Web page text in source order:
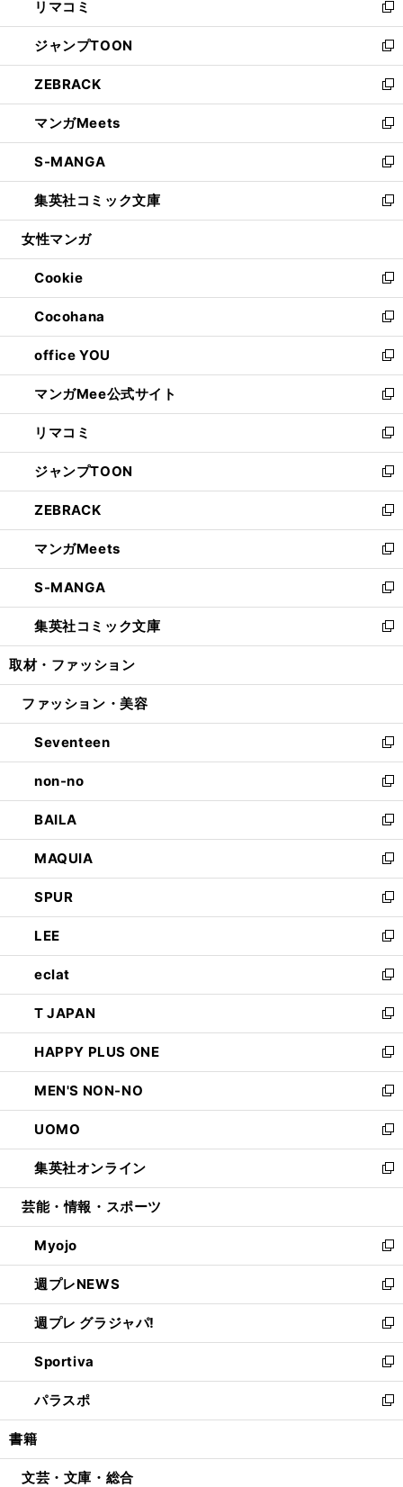
で
開
く
ド
ウ
で
開
く
ィ
ン
ド
ウ
で
開
く
い
ウ
ィ
ン
ド
ウ
で
開
く
リマコミ
新
し
い
ウ
ィ
ン
ド
ウ
で
開
く
ジャンプTOON
新
し
い
ウ
ィ
ン
ド
ウ
で
開
ZEBRACK
新
し
い
ウ
ィ
ン
ド
ウ
開
く
マンガMeets
新
し
い
ウ
ィ
ン
ウ
で
開
く
S-MANGA
新
し
い
ウ
ン
ド
ウ
で
開
く
集英社コミック文庫
新
し
ウ
ィ
ン
ド
ウ
で
開
く
女性マンガ
Cookie
新
し
い
ウ
ィ
ン
ド
ウ
で
開
く
Cocohana
新
し
い
ウ
ィ
ン
ド
ウ
で
開
く
office YOU
新
し
い
ウ
ィ
ン
ド
ウ
で
開
く
マンガMee公式サイト
新
し
い
ウ
ィ
ン
ド
ウ
で
開
く
リマコミ
新
し
い
ウ
ィ
ン
ド
ウ
で
開
く
ジャンプTOON
新
し
い
ウ
ィ
ン
ド
ウ
で
開
ZEBRACK
新
し
い
ウ
ィ
ン
ド
ウ
開
マンガMeets
新
し
い
ウ
ィ
ン
ウ
開
く
S-MANGA
新
し
い
ウ
ン
ウ
で
開
く
集英社コミック文庫
新
し
ウ
ン
ド
ウ
で
開
く
取材・ファッション
ファッション・美容
Seventeen
新
し
い
ウ
ィ
ン
ド
ウ
で
開
く
non-no
新
し
い
ウ
ィ
ン
ド
ウ
で
開
く
BAILA
新
し
い
ウ
ィ
ン
ド
ウ
で
開
く
MAQUIA
新
し
い
ウ
ィ
ン
ド
ウ
で
開
く
SPUR
新
し
い
ウ
ィ
ン
ド
ウ
で
開
く
LEE
新
し
い
ウ
ィ
ン
ド
ウ
で
開
く
eclat
新
し
い
ウ
ィ
ン
ド
ウ
で
開
く
T JAPAN
新
し
い
ウ
ィ
ン
ド
ウ
で
開
HAPPY PLUS ONE
新
し
い
ウ
ィ
ン
ド
ウ
開
く
MEN'S NON-NO
新
し
い
ウ
ィ
ン
ウ
で
開
く
UOMO
新
し
い
ウ
ン
ド
ウ
で
開
く
集英社オンライン
新
し
ウ
ィ
ン
ド
ウ
で
開
く
芸能・情報・スポーツ
Myojo
新
し
い
ウ
ィ
ン
ド
ウ
で
開
週プレNEWS
新
し
い
ウ
ィ
ン
ド
ウ
開
週プレ グラジャパ!
新
し
い
ウ
ィ
ン
ウ
Sportiva
新
し
い
ウ
ン
パラスポ
新
し
ウ
書籍
文芸・文庫・総合